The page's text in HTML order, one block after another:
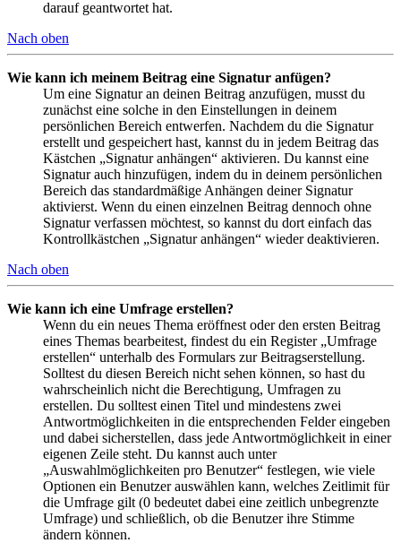
darauf geantwortet hat.
Nach oben
Wie kann ich meinem Beitrag eine Signatur anfügen?
Um eine Signatur an deinen Beitrag anzufügen, musst du
zunächst eine solche in den Einstellungen in deinem
persönlichen Bereich entwerfen. Nachdem du die Signatur
erstellt und gespeichert hast, kannst du in jedem Beitrag das
Kästchen „Signatur anhängen“ aktivieren. Du kannst eine
Signatur auch hinzufügen, indem du in deinem persönlichen
Bereich das standardmäßige Anhängen deiner Signatur
aktivierst. Wenn du einen einzelnen Beitrag dennoch ohne
Signatur verfassen möchtest, so kannst du dort einfach das
Kontrollkästchen „Signatur anhängen“ wieder deaktivieren.
Nach oben
Wie kann ich eine Umfrage erstellen?
Wenn du ein neues Thema eröffnest oder den ersten Beitrag
eines Themas bearbeitest, findest du ein Register „Umfrage
erstellen“ unterhalb des Formulars zur Beitragserstellung.
Solltest du diesen Bereich nicht sehen können, so hast du
wahrscheinlich nicht die Berechtigung, Umfragen zu
erstellen. Du solltest einen Titel und mindestens zwei
Antwortmöglichkeiten in die entsprechenden Felder eingeben
und dabei sicherstellen, dass jede Antwortmöglichkeit in einer
eigenen Zeile steht. Du kannst auch unter
„Auswahlmöglichkeiten pro Benutzer“ festlegen, wie viele
Optionen ein Benutzer auswählen kann, welches Zeitlimit für
die Umfrage gilt (0 bedeutet dabei eine zeitlich unbegrenzte
Umfrage) und schließlich, ob die Benutzer ihre Stimme
ändern können.